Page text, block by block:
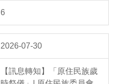
6
2026-07-30
【訊息轉知】「原住民族歲